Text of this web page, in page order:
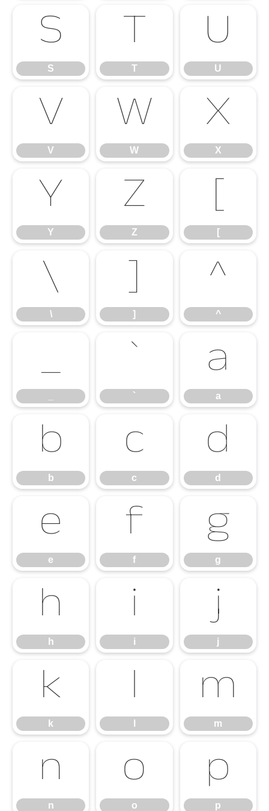
S
S T
T U
U
V
V W
W X
X
Y
Y Z
Z [
[
\
\ ]
] ^
^
_ `
` a
a
b
b c
c d
d
e
e f
f g
g
h
h ii j
j
k
k l m
m
n
n o
o p
p